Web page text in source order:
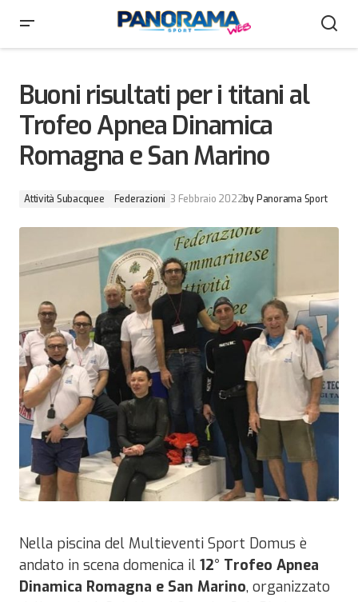
Buoni risultati per i titani al
Trofeo Apnea Dinamica
Romagna e San Marino
Attività Subacquee Federazioni 3 Febbraio 2022by Panorama Sport
Nella piscina del Multieventi Sport Domus è
andato in scena domenica il 12° Trofeo Apnea
Dinamica Romagna e San Marino, organizzato